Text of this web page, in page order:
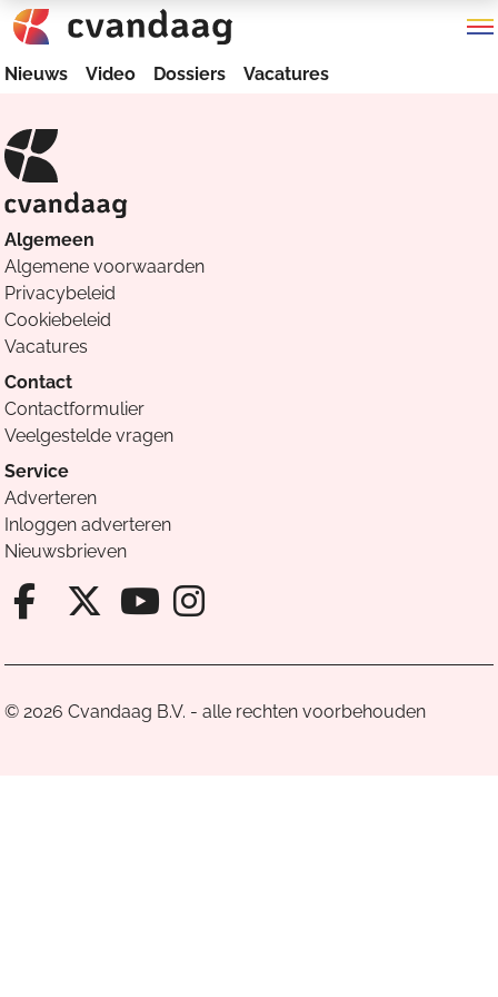
Nieuws Video Dossiers Vacatures
Algemeen
Algemene voorwaarden
Privacybeleid
Cookiebeleid
Vacatures
Contact
Contactformulier
Veelgestelde vragen
Service
Adverteren
Inloggen adverteren
Nieuwsbrieven
Facebook van Cvandaag
X van Cvandaag
Instagram van
© 2026 Cvandaag B.V. - alle rechten voorbehouden